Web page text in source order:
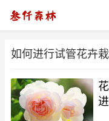
如何进行试管花卉